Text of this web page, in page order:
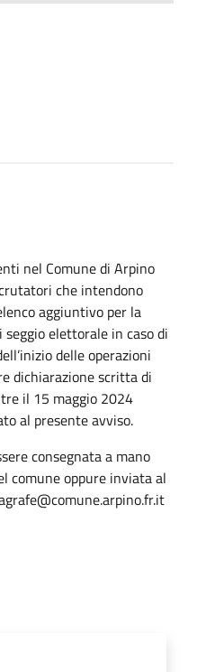
nel Comune di Arpino
che intendono
aggiuntivo per la
elettorale in caso di
delle operazioni
dichiarazione scritta di
il 15 maggio 2024
al presente avviso.
consegnata a mano
comune oppure inviata al